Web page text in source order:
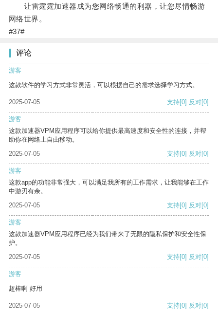
让雷霆霆加速器成为您网络畅通的利器，让您尽情畅游
网络世界。
#37#
评论
游客
这款软件的学习方式非常灵活，可以根据自己的需求选择学习方式。
2025-07-05 支持[0] 反对[0]
游客
这款加速器VPM应用程序可以给你提供最高速度和安全性的连接，并帮
助你在网络上自由移动。
2025-07-05
支持[0] 反对[0]
游客
这款app的功能非常强大，可以满足我所有的工作需求，让我能够在工作
中游刃有余。
2025-07-05
支持[0] 反对[0]
游客
这款加速器VPM应用程序已经为我们带来了无限的隐私保护和安全性保
护。
2025-07-05
支持[0] 反对[0]
游客
超棒啊 好用
2025-07-05 支持[0] 反对[0]